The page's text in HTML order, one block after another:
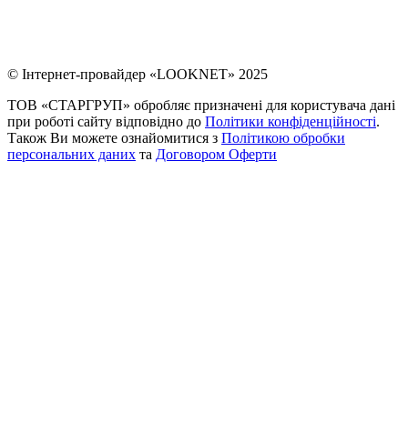
© Інтернет-провайдер «LOOKNET» 2025
ТОВ «СТАРГРУП» обробляє призначені для користувача дані
при роботі сайту відповідно до Політики конфіденційності.
Також Ви можете ознайомитися з Політикою обробки
персональних даних та Договором Оферти